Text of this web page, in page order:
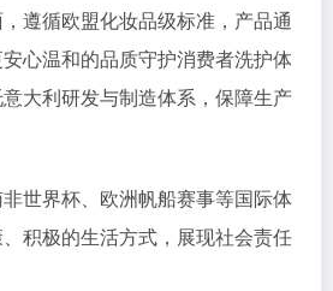
遵循欧盟化妆品级标准，产品通
心温和的品质守护消费者洗护体
大利研发与制造体系，保障生产
世界杯、欧洲帆船赛事等国际体
积极的生活方式，展现社会责任